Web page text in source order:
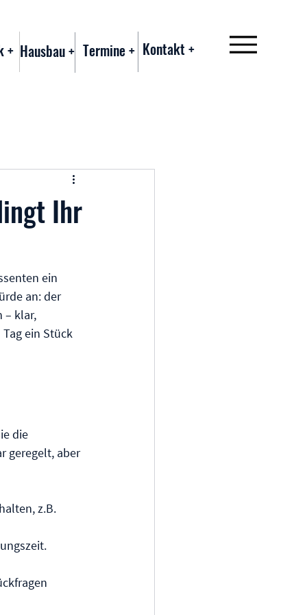
+ Hausbau + Termine + Kontakt +
Ihr
ein
an: der
– klar,
ein Stück
die
geregelt, aber
z.B.